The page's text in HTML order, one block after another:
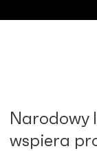
Narodowy
wspiera